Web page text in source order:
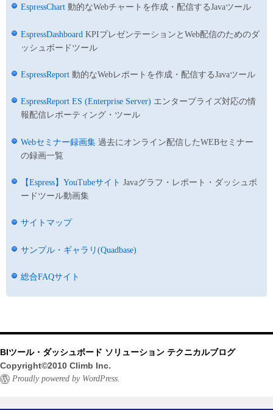
EspressChart 動的なWebチャートを作成・配信するJavaツール
EspressDashboard KPIプレゼンテーションとWeb配信のためのダ
ッシュボードツール
EspressReport 動的なWebレポートを作成・配信するJavaツール
EspressReport ES (Enterprise Server) エンタープライズ対応の情
報配信レポーティング・ツール
Webセミナー録画集 過去にオンライン配信したWEBセミナー
の録画一覧
【Espress】YouTubeサイト Javaグラフ・レポート・ダッシュボ
ードツール動画集
サイトマップ
サンプル・ギャラリ(Quadbase)
総合FAQサイト
BIツール・ダッシュボード ソリューション テクニカルブログ
Copyright©2010 Climb Inc.
Proudly powered by WordPress.